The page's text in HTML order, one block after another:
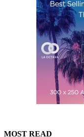
MOST READ